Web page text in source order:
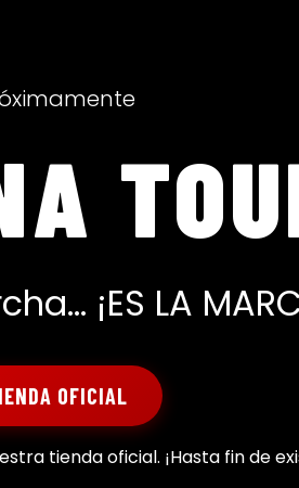
¡ES LA
OFICIAL
tienda oficial. ¡Hasta fin de